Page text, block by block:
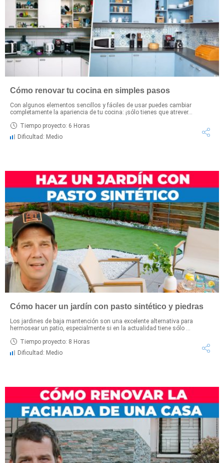
Cómo renovar tu cocina en simples pasos
Con algunos elementos sencillos y fáciles de usar puedes cambiar
completamente la apariencia de tu cocina: ¡sólo tienes que atrever...
Tiempo proyecto: 6 Horas
Dificultad: Medio
Cómo hacer un jardín con pasto sintético y piedras
Los jardines de baja mantención son una excelente alternativa para
hermosear un patio, especialmente si en la actualidad tiene sólo ...
Tiempo proyecto: 8 Horas
Dificultad: Medio